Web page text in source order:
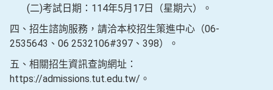
(二)考試日期：114年5月17日（星期六）。
四、招生諮詢服務，請洽本校招生策進中心（06-
2535643、06 2532106#397、398）。
五、相關招生資訊查詢網址：
https://admissions.tut.edu.tw/。